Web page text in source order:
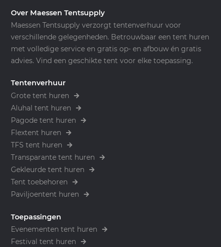
Over Maessen Tentsupply
Maessen Tentsupply verzorgt tentenverhuur voor
verschillende gelegenheden. Betrouwbaar een tent huren
met volledige service en gratis op- en afbouw én gratis
advies. Vind een geschikte tent voor elke toepassing.
Tentenverhuur
Grote tent huren
Aluhal tent huren
Pagode tent huren
Flextent huren
TFS tent huren
Transparante tent huren
Gekleurde tent huren
Tent toebehoren
Paviljoentent huren
Toepassingen
Evenementen tent huren
Festival tent huren